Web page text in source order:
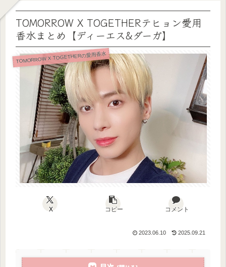
TOMORROW X TOGETHERテヒョン愛用
香水まとめ【ディーエス&ダーガ】
TOMORROW X TOGETHERの愛用香水
X コピー コメント
2023.06.10 2025.09.21